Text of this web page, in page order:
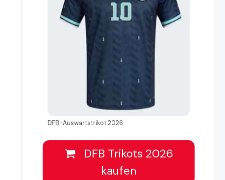
DFB-Auswärtstrikot 2026
DFB Trikots 2026
kaufen